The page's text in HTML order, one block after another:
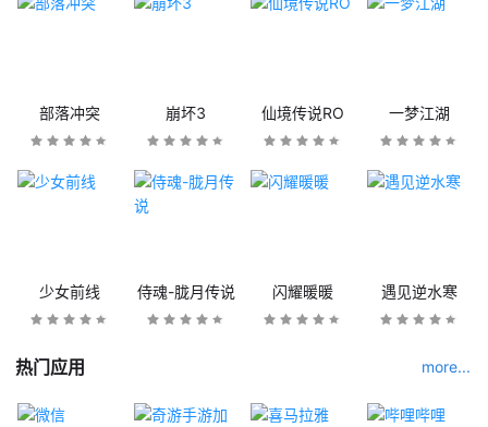
部落冲突 崩坏3 仙境传说RO 一梦江湖
少女前线 侍魂-胧月传说 闪耀暖暖 遇见逆水寒
热门应用 more...